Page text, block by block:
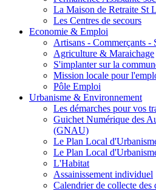
La Maison de Retraite St
Les Centres de secours
Economie & Emploi
Artisans - Commerçants -
Agriculture & Maraichage
S'implanter sur la
Mission locale pour
Pôle Emploi
Urbanisme & Environnement
Les démarches pour vos
Guichet Numérique des
(GNAU)
Le Plan Local
Le Plan Local
L'Habitat
Assainissement individuel
Calendrier de collecte des